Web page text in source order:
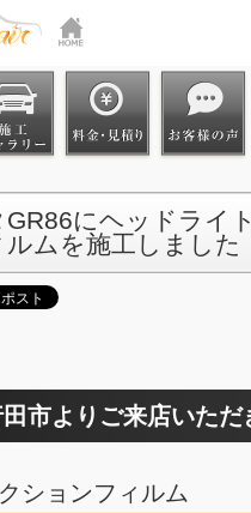
GR86にヘッドライ
ムを施工しました
市よりご来店いただ
ションフィルム